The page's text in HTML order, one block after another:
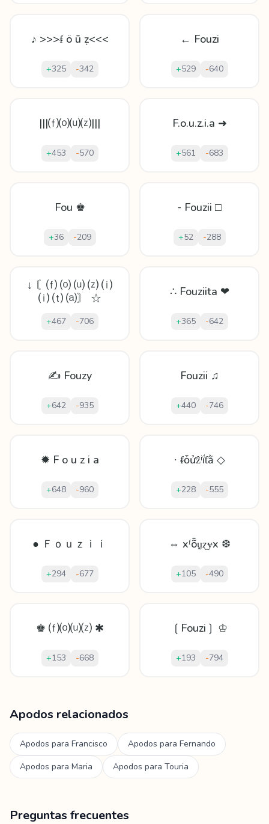
♪ >>>ᵮ ö ū ẓ<<<
+325 -342
← Fouzi
+529 -640
|||⒡⒪⒰⒵|||
+453 -570
F.o.u.z.i.a ➜
+561 -683
Fou ♚
+36 -209
⁃ Fouzii □
+52 -288
↓ 〘⒡ ⒪ ⒰ ⒵ ⒤
⒤ ⒯ ⒜〙 ☆
+467 -706
∴ Fouziita ❤
+365 -642
✍ Fouzy
+642 -935
Fouzii ♫
+440 -746
✹ F o u z i a
+648 -960
∙ ᵮȱửẑⁱḯƭằ ◇
+228 -555
● Ｆｏｕｚｉｉ
+294 -677
⇔ xᶠȭṵɀɏx ❆
+105 -490
♚ ⒡⒪⒰⒵ ✱
+153 -668
❲Fouzi❳ ♔
+193 -794
Apodos relacionados
Apodos para Francisco Apodos para Fernando
Apodos para Maria Apodos para Touria
Preguntas frecuentes